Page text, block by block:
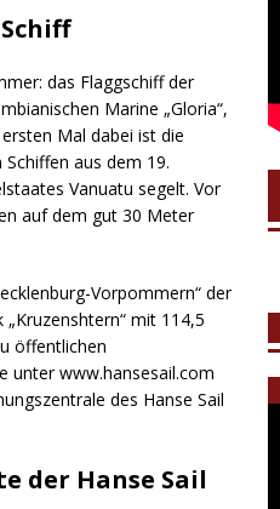
das Flaggschiff der
Marine „Gloria“,
Mal dabei ist die
aus dem 19.
Vanuatu segelt. Vor
auf dem gut 30 Meter
Vorpommern“ der
mit 114,5
öffentlichen
unter www.hansesail.com
des Hanse Sail
der Hanse Sail